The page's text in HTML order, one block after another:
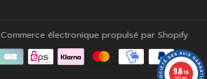
Commerce électronique propulsé par Shopify
9.8/10